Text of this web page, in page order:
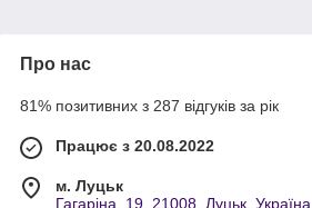
Про нас
81% позитивних з 287 відгуків за рік
Працює з 20.08.2022
м. Луцьк
Гагаріна, 19, 21008, Луцьк, Україна